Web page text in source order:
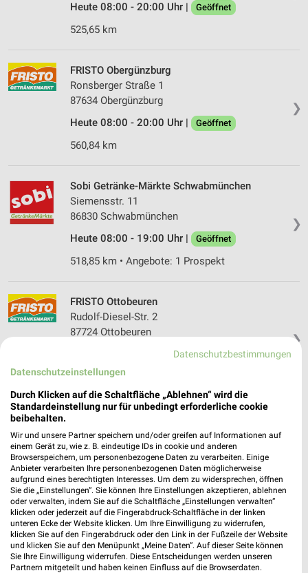
Heute 08:00 - 20:00 Uhr |
Geöffnet
525,65 km
❯
FRISTO Obergünzburg
Ronsberger Straße 1
87634 Obergünzburg
Heute 08:00 - 20:00 Uhr |
Geöffnet
560,84 km
❯
Sobi Getränke-Märkte Schwabmünchen
Siemensstr. 11
86830 Schwabmünchen
Heute 08:00 - 19:00 Uhr |
Geöffnet
518,85 km • Angebote: 1 Prospekt
❯
FRISTO Ottobeuren
Rudolf-Diesel-Str. 2
87724 Ottobeuren
Heute 08:00 - 20:00 Uhr | Geöffnet
553,97 km
Lechfelder Strasse 48
86836 Untermeitingen
Heute 08:00 - 20:00 Uhr | Geöffnet
518,37 km • Angebote: 1 Prospekt
FRISTO Marktoberdorf
Iglauer Straße 4
87616 Marktoberdorf
Datenschutzbestimmungen
Datenschutzeinstellungen
Durch Klicken auf die Schaltfläche „Ablehnen“ wird die
Standardeinstellung nur für unbedingt erforderliche cookie
beibehalten.
Wir und unsere Partner speichern und/oder greifen auf Informationen auf
einem Gerät zu, wie z. B. eindeutige IDs in cookie und anderen
Browserspeichern, um personenbezogene Daten zu verarbeiten. Einige
Anbieter verarbeiten Ihre personenbezogenen Daten möglicherweise
aufgrund eines berechtigten Interesses. Um dem zu widersprechen, öffnen
Sie die „Einstellungen“. Sie können Ihre Einstellungen akzeptieren, ablehnen
oder verwalten, indem Sie auf die Schaltfläche „Einstellungen verwalten“
klicken oder jederzeit auf die Fingerabdruck-Schaltfläche in der linken
unteren Ecke der Website klicken. Um Ihre Einwilligung zu widerrufen,
klicken Sie auf den Fingerabdruck oder den Link in der Fußzeile der Website
und klicken Sie auf den Menüpunkt „Meine Daten“. Auf dieser Seite können
Sie Ihre Einwilligung widerrufen. Diese Entscheidungen werden unseren
Partnern mitgeteilt und haben keinen Einfluss auf die Browserdaten.